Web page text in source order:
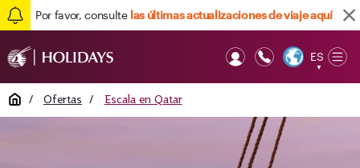
Por favor, consulte las últimas actualizaciones de viaje aquí
ES
▼
Home / Ofertas / Escala en Qatar